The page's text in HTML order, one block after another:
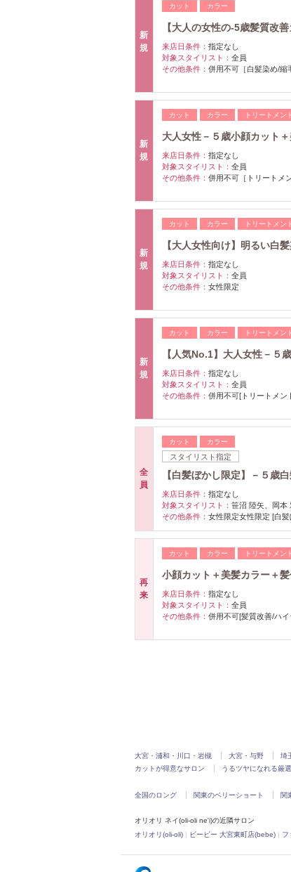
新
規
カット カラー
【大人の女性の-5歳髪質改
来店日条件： 指定なし
対象スタイリスト： 全員
その他条件： 併用不可［白髪染め/縮
新
規
カット カラー トリートメン
大人女性－５歳小顔カット
来店日条件： 指定なし
対象スタイリスト： 全員
その他条件： 併用不可［トリートメ
新
規
カット カラー トリートメン
【大人女性向け】明るい白
来店日条件： 指定なし
対象スタイリスト： 全員
その他条件： 女性限定
新
規
カット カラー トリートメン
【人気No.1】大人女性－５
来店日条件： 指定なし
対象スタイリスト： 全員
その他条件： 併用不可[トリートメン
全
員
カット カラー
スタイリスト指定
【白髪ぼかし限定】－５歳
来店日条件： 指定なし
対象スタイリスト： 笹沼 陸矢、岡本
その他条件： 女性限定女性限定 [白
再
来
カット カラー トリートメン
小顔カット＋美髪カラー＋
来店日条件： 指定なし
対象スタイリスト： 全員
その他条件： 併用不可[髪質改善/ハ
大宮・浦和・川口・岩槻 大宮・与野 埼
カットが得意なサロン
うるツヤになれる厳
全国のロング 関東のベリーショート 関
オリオリ ネイ(oli-oli ne'i)の近隣サロン
オリオリ(oli-oli) | ビービー 大宮東町店(bebe) | フ